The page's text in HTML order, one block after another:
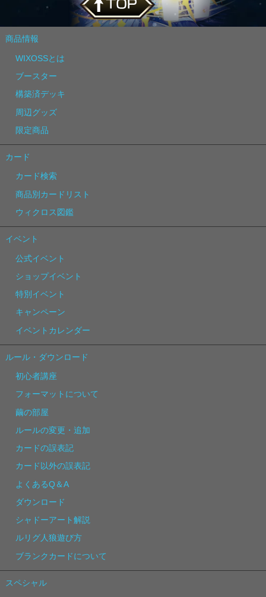
商品情報
WIXOSSとは
ブースター
構築済デッキ
周辺グッズ
限定商品
カード
カード検索
商品別カードリスト
ウィクロス図鑑
イベント
公式イベント
ショップイベント
特別イベント
キャンペーン
イベントカレンダー
ルール・ダウンロード
初心者講座
フォーマットについて
繭の部屋
ルールの変更・追加
カードの誤表記
カード以外の誤表記
よくあるQ＆A
ダウンロード
シャドーアート解説
ルリグ人狼遊び方
ブランクカードについて
スペシャル